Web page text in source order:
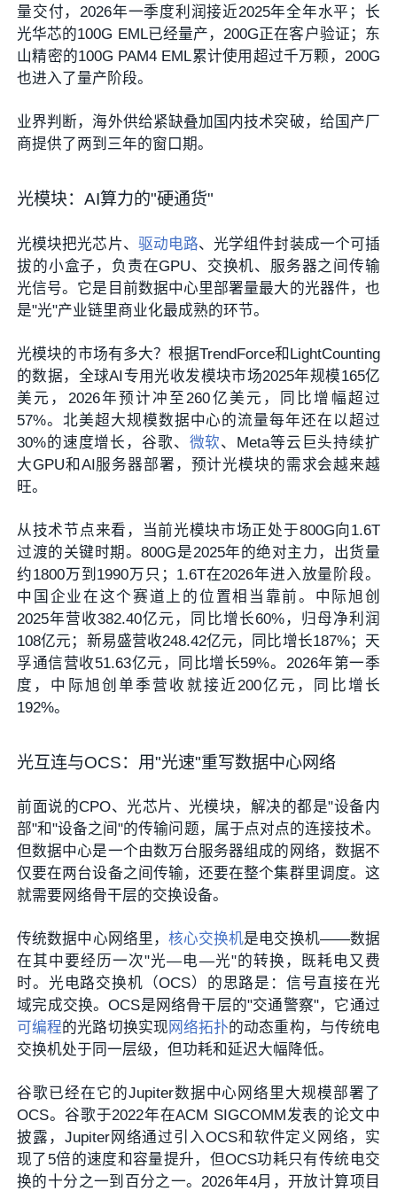
量交付，2026年一季度利润接近2025年全年水平；长
光华芯的100G EML已经量产，200G正在客户验证；东
山精密的100G PAM4 EML累计使用超过千万颗，200G
也进入了量产阶段。
业界判断，海外供给紧缺叠加国内技术突破，给国产厂
商提供了两到三年的窗口期。
光模块：AI算力的"硬通货"
光模块把光芯片、 驱动电路、光学组件封装成一个可插
拔的小盒子，负责在GPU、交换机、服务器之间传输
光信号。它是目前数据中心里部署量最大的光器件，也
是"光"产业链里商业化最成熟的环节。
光模块的市场有多大？根据TrendForce和LightCounting
的数据，全球AI专用光收发模块市场2025年规模165亿
美元，2026年预计冲至260亿美元，同比增幅超过
57%。北美超大规模数据中心的流量每年还在以超过
30%的速度增长，谷歌、 微软、Meta等云巨头持续扩
大GPU和AI服务器部署，预计光模块的需求会越来越
旺。
从技术节点来看，当前光模块市场正处于800G向1.6T
过渡的关键时期。800G是2025年的绝对主力，出货量
约1800万到1990万只；1.6T在2026年进入放量阶段。
中国企业在这个赛道上的位置相当靠前。中际旭创
2025年营收382.40亿元，同比增长60%，归母净利润
108亿元；新易盛营收248.42亿元，同比增长187%；天
孚通信营收51.63亿元，同比增长59%。2026年第一季
度，中际旭创单季营收就接近200亿元，同比增长
192%。
光互连与OCS：用"光速"重写数据中心网络
前面说的CPO、光芯片、光模块，解决的都是"设备内
部"和"设备之间"的传输问题，属于点对点的连接技术。
但数据中心是一个由数万台服务器组成的网络，数据不
仅要在两台设备之间传输，还要在整个集群里调度。这
就需要网络骨干层的交换设备。
传统数据中心网络里， 核心交换机是电交换机——数据
在其中要经历一次"光—电—光"的转换，既耗电又费
时。光电路交换机（OCS）的思路是：信号直接在光
域完成交换。OCS是网络骨干层的"交通警察"，它通过
可编程的光路切换实现 网络拓扑的动态重构，与传统电
交换机处于同一层级，但功耗和延迟大幅降低。
谷歌已经在它的Jupiter数据中心网络里大规模部署了
OCS。谷歌于2022年在ACM SIGCOMM发表的论文中
披露，Jupiter网络通过引入OCS和软件定义网络，实
现了5倍的速度和容量提升，但OCS功耗只有传统电交
换的十分之一到百分之一。2026年4月，开放计算项目